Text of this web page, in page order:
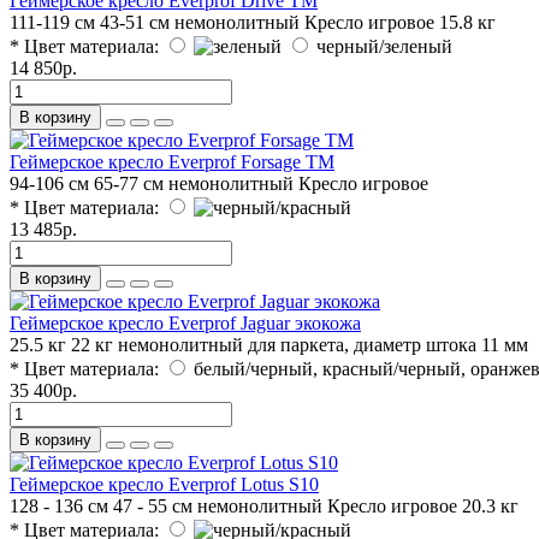
111-119 см 43-51 см немонолитный Кресло игровое 15.8 кг
* Цвет материала:
черный/зеленый
14 850р.
В корзину
Геймерское кресло Everprof Forsage TM
94-106 см 65-77 см немонолитный Кресло игровое
* Цвет материала:
13 485р.
В корзину
Геймерское кресло Everprof Jaguar экокожа
25.5 кг 22 кг немонолитный для паркета, диаметр штока 11 мм
* Цвет материала:
белый/черный, красный/черный,
35 400р.
В корзину
Геймерское кресло Everprof Lotus S10
128 - 136 см 47 - 55 см немонолитный Кресло игровое 20.3 кг
* Цвет материала: